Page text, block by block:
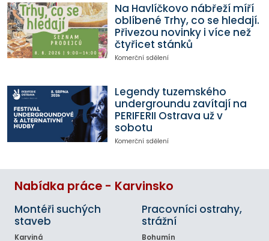
Na Havlíčkovo nábřeží míří
oblíbené Trhy, co se hledají.
Přivezou novinky i více než
čtyřicet stánků
Komerční sdělení
Legendy tuzemského
undergroundu zavítají na
PERIFERII Ostrava už v
sobotu
Komerční sdělení
Nabídka práce - Karvinsko
Montéři suchých
staveb
Karviná
Pracovníci ostrahy,
strážní
Bohumín